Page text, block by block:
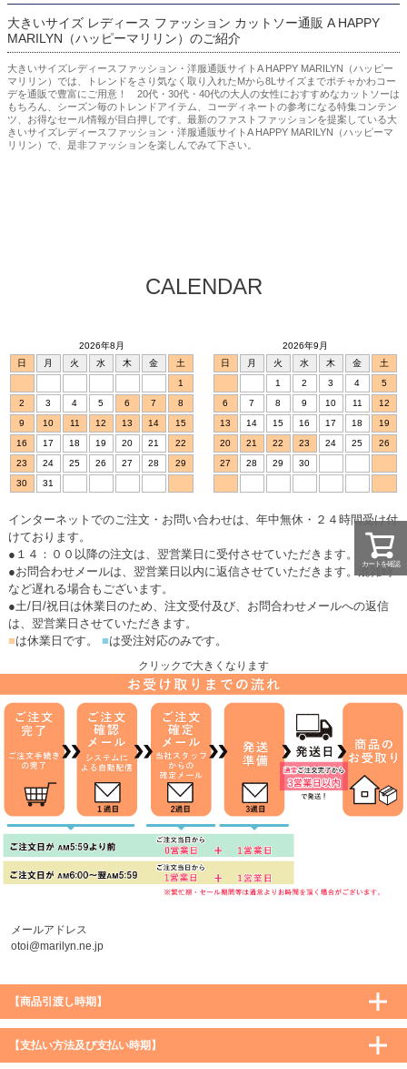
大きいサイズ レディース ファッション カットソー通販 A HAPPY
MARILYN（ハッピーマリリン）のご紹介
大きいサイズレディースファッション・洋服通販サイトA HAPPY MARILYN（ハッピー
マリリン）では、トレンドをさり気なく取り入れたMから8Lサイズまでポチャかわコー
デを通販で豊富にご用意！ 20代・30代・40代の大人の女性におすすめなカットソーは
もちろん、シーズン毎のトレンドアイテム、コーディネートの参考になる特集コンテン
ツ、お得なセール情報が目白押しです。最新のファストファッションを提案している大
きいサイズレディースファッション・洋服通販サイトA HAPPY MARILYN（ハッピーマ
リリン）で、是非ファッションを楽しんでみて下さい。
カートを確認
CALENDAR
2026年8月
日
月 火 水 木 金
土
1
2
3 4 5 6 7
8
9
10 11 12 13 14
15
16
17 18 19 20 21
22
23
24 25 26 27 28
29
30
31
2026年9月
日
月 火 水 木 金
土
1
2 3 4
5
6
7 8 9 10 11
12
13
14 15 16 17 18
19
20
21 22 23 24 25
26
27
28 29 30
インターネットでのご注文・お問い合わせは、年中無休・２４時間受け付
けております。
●１４：００以降の注文は、翌営業日に受付させていただきます。
●お問合わせメールは、翌営業日以内に返信させていただきます。混雑時
など遅れる場合もございます。
●土/日/祝日は休業日のため、注文受付及び、お問合わせメールへの返信
は、翌営業日させていただきます。
■は休業日です。 ■は受注対応のみです。
クリックで大きくなります
メールアドレス
otoi@marilyn.ne.jp
【商品引渡し時期】
【支払い方法及び支払い時期】